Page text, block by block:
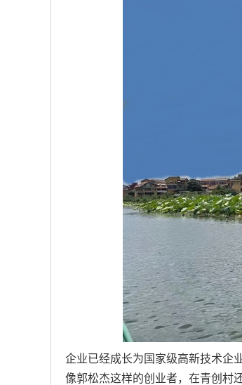
企业已经成长为国家级高新技术企业
像郭松杰这样的创业者，在青创村